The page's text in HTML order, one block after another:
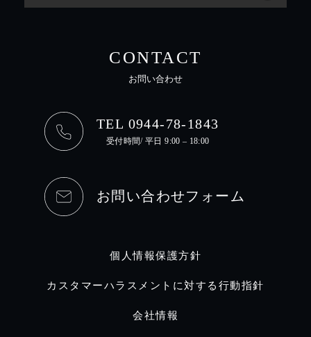
CONTACT
お問い合わせ
TEL 0944-78-1843
受付時間/ 平日 9:00 – 18:00
お問い合わせフォーム
個人情報保護方針
カスタマーハラスメントに対する行動指針
会社情報